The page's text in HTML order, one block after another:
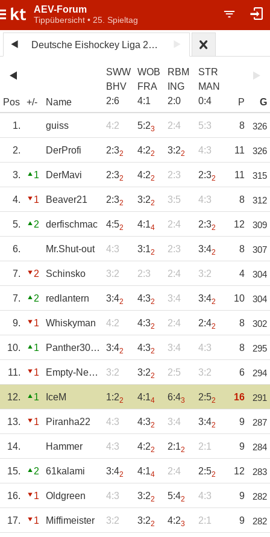
AEV-Forum
Tippübersicht • 25. Spieltag
Deutsche Eishockey Liga 2025/26
Pos +/- Name
SWW
BHV
2:6
WOB
FRA
4:1
RBM
ING
2:0
STR
MAN
0:4 P G
1. guiss 4:2 5:23 2:4 5:3 8 326
2. DerProfi 2:32 4:22 3:22 4:3 11 326
3. 1 DerMavi 2:32 4:22 2:3 2:32 11 315
4. 1 Beaver21 2:32 3:22 3:5 4:3 8 312
5. 2 derfischmac 4:52 4:14 2:4 2:32 12 309
6. Mr.Shut-out 4:3 3:12 2:3 3:42 8 307
7. 2 Schinsko 3:2 2:3 2:4 3:2 4 304
7. 2 redlantern 3:42 4:32 3:4 3:42 10 304
9. 1 Whiskyman 4:2 4:32 2:4 2:42 8 302
10. 1 Panther3007 3:42 4:32 3:4 4:3 8 295
11. 1 Empty-Net-EHC 3:2 3:22 2:5 3:2 6 294
12. 1 IceM 1:22 4:14 6:43 2:52 16 291
13. 1 Piranha22 4:3 4:32 3:4 3:42 9 287
14. Hammer 4:3 4:22 2:12 2:1 9 284
15. 2 61kalami 3:42 4:14 2:4 2:52 12 283
16. 1 Oldgreen 4:3 3:22 5:42 4:3 9 282
17. 1 Miffimeister 3:2 3:22 4:23 2:1 9 282